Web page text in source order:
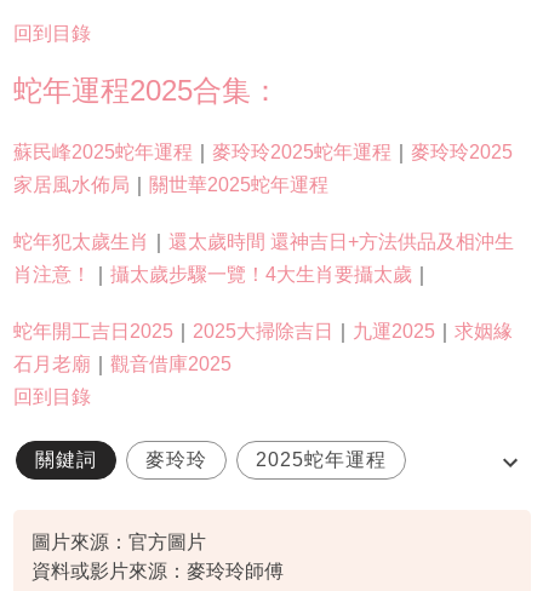
回到目錄
蛇年運程2025合集：
蘇民峰2025蛇年運程 麥玲玲2025蛇年運程
麥玲玲2025
家居風水佈局
關世華2025蛇年運程
蛇年犯太歲生肖
還太歲時間 還神吉日+方法供品及相沖生
肖注意！
攝太歲步驟一覽！4大生肖要攝太歲
蛇年開工吉日2025 2025大掃除吉日 九運2025
求姻緣
石月老廟
觀音借庫2025
回到目錄
關鍵詞 麥玲玲 2025蛇年運程
圖片來源：官方圖片
資料或影片來源：麥玲玲師傅